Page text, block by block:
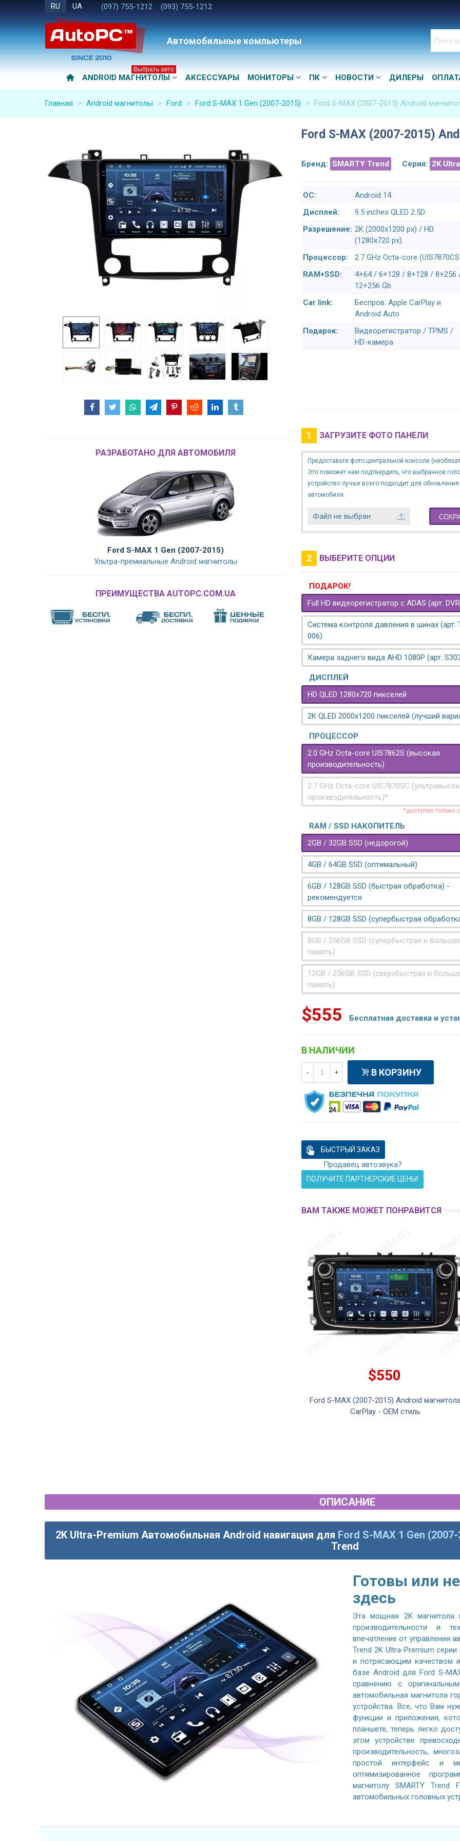
RU UA (097) 755-1212 (093) 755-1212
Автомобильные компьютеры
ANDROID МАГНИТОЛЫ
Выбрать авто
АКСЕССУАРЫ МОНИТОРЫ ПК НОВОСТИ ДИЛЕРЫ
Главная > Android магнитолы > Ford > Ford S-MAX 1 Gen (2007-2015) > Ford S-MAX (2007-2015) Android
РАЗРАБОТАНО ДЛЯ АВТОМОБИЛЯ
Ford S-MAX 1 Gen (2007-2015)
Ультра-премиальные Android магнитолы
ПРЕИМУЩЕСТВА AUTOPC.COM.UA
Ford S-MAX (2007-2015)
Бренд: SMARTY Trend Серия: 2K
ОС:
Android 14
Дисплей:
9.5 inches QLED 2.5D
Разрешение: 2K (2000x1200 px) / HD
(1280x720 px)
Процессор:
2.7 GHz Octa-core
RAM+SSD:
4+64 / 6+128 / 8+128 / 8+256
12+256 Gb
Car link:
Беспров. Apple CarPlay и
Android Auto
Подарок:
Видеорегистратор / TPMS /
HD-камера
1 ЗАГРУЗИТЕ ФОТО ПАНЕЛИ
Предоставьте фото центральной консоли
Это поможет нам подтвердить, что выбранное
устройство лучше всего подходит для
автомобиля.
Файл не выбран
2 ВЫБЕРИТЕ ОПЦИИ
ПОДАРОК!
Full HD видеорегистратор с ADAS (арт.
Система контроля давления в шинах (арт.
006)
Камера заднего вида AHD 1080P (арт.
ДИСПЛЕЙ
HD QLED 1280x720 пикселей
2K QLED 2000х1200 пикселей (лучший
ПРОЦЕССОР
2.0 GHz Octa-core UIS7862S (высокая
производительность)
2.7 GHz Octa-core UIS7870SC
производительность)*
*доступен только
RAM / SSD НАКОПИТЕЛЬ
2GB / 32GB SSD (недорогой)
4GB / 64GB SSD (оптимальный)
6GB / 128GB SSD (быстрая обработка) -
рекомендуется
8GB / 128GB SSD (супербыстрая
8GB / 256GB SSD (супербыстрая и
память)
12GB / 256GB SSD (сверхбыстрая и
память)
$555 Бесплатная доставка и
В НАЛИЧИИ
- + В КОРЗИНУ
БЫСТРЫЙ ЗАКАЗ
Продавец автозвука?
ПОЛУЧИТЕ ПАРТНЕРСКИЕ ЦЕНЫ!
ВАМ ТАКЖЕ МОЖЕТ ПОНРАВИТСЯ
$550
Ford S-MAX (2007-2015) Android
CarPlay - OEM стиль
ОПИСАНИЕ
2K Ultra-Premium Автомобильная Android навигация для Ford S-MAX 1 Gen
Trend
Готовы или
здесь
Эта мощная 2K
производительности и
впечатление от управления
Trend 2K Ultra-Premium
и потрясающим качеством
базе Android для Ford S-
сравнению с
автомобильная магнитола
устройства. Все, что Вам
функции и приложения,
планшете, теперь легко
этом устройстве
производительность,
простой интерфейс и
оптимизированное
магнитолу SMARTY
автомобильных головных